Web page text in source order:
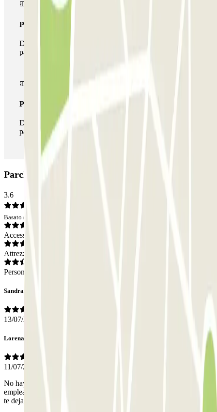
Pass multiparking
Durante il tuo soggiorno potrai usufruire dell'intera rete di
parcheggi disponibili su Parclick.
Pass illlimitato
Durante il tuo soggiorno potrai entrare e uscire dal
parcheggio tutte le volte che vorrai.
Parcheggio Rotunda Miraflores: Opinioni
3.6
Basato su 5 opinioni
Accesso
Attrezzatura
Personale
Sandra
13/07/2026
Lorena
11/07/2026
No hay ninguna parte ni techada ni sombreada y no suele haber
empleados allí, pero al llamar por el interfón te validan la reserva y
te dejan entrar y salir.